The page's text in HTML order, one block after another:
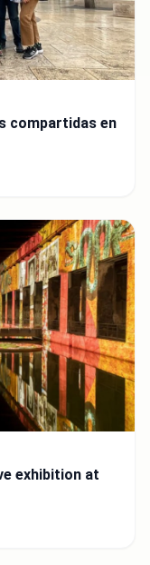
compartidas en
exhibition at